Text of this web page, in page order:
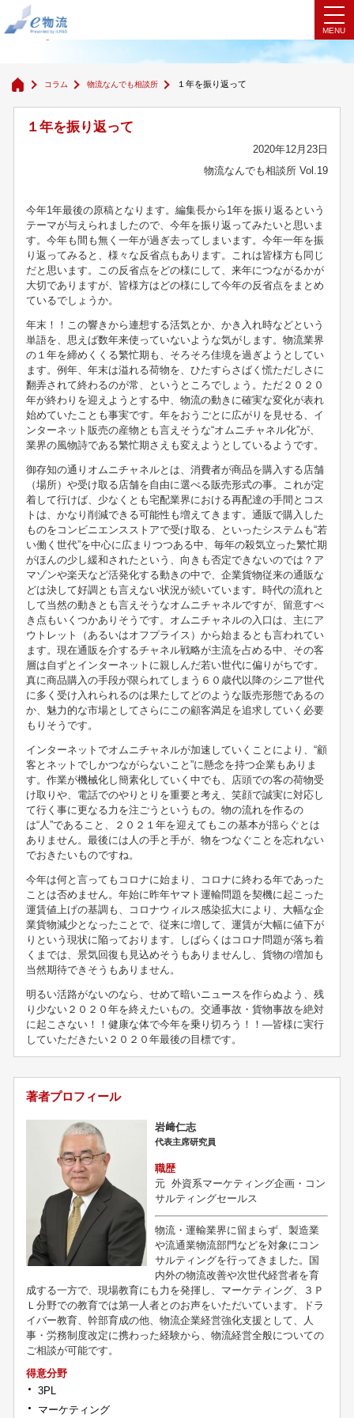
物流なんでも相談所
コラム 物流なんでも相談所 １年を振り返って
１年を振り返って
2020年12月23日
物流なんでも相談所 Vol.19
今年1年最後の原稿となります。編集長から1年を振り返るという
テーマが与えられましたので、今年を振り返ってみたいと思いま
す。今年も間も無く一年が過ぎ去ってしまいます。今年一年を振
り返ってみると、様々な反省点もあります。これは皆様方も同じ
だと思います。この反省点をどの様にして、来年につながるかが
大切でありますが、皆様方はどの様にして今年の反省点をまとめ
ているでしょうか。
年末！！この響きから連想する活気とか、かき入れ時などという
単語を、思えば数年来使っていないような気がします。物流業界
の１年を締めくくる繁忙期も、そろそろ佳境を過ぎようとしてい
ます。例年、年末は溢れる荷物を、ひたすらさばく慌ただしさに
翻弄されて終わるのが常、というところでしょう。ただ２０２０
年が終わりを迎えようとする中、物流の動きに確実な変化が表れ
始めていたことも事実です。年をおうごとに広がりを見せる、イ
ンターネット販売の産物とも言えそうな“オムニチャネル化”が、
業界の風物詩である繁忙期さえも変えようとしているようです。
御存知の通りオムニチャネルとは、消費者が商品を購入する店舗
（場所）や受け取る店舗を自由に選べる販売形式の事。これが定
着して行けば、少なくとも宅配業界における再配達の手間とコス
トは、かなり削減できる可能性も増えてきます。通販で購入した
ものをコンビニエンスストアで受け取る、といったシステムも“若
い働く世代”を中心に広まりつつある中、毎年の殺気立った繁忙期
がほんの少し緩和されたという、向きも否定できないのでは？ア
マゾンや楽天など活発化する動きの中で、企業貨物従来の通販な
どは決して好調とも言えない状況が続いています。時代の流れと
して当然の動きとも言えそうなオムニチャネルですが、留意すべ
き点もいくつかありそうです。オムニチャネルの入口は、主にア
ウトレット（あるいはオフプライス）から始まるとも言われてい
ます。現在通販を介するチャネル戦略が主流を占める中、その客
層は自ずとインターネットに親しんだ若い世代に偏りがちです。
真に商品購入の手段が限られてしまう６０歳代以降のシニア世代
に多く受け入れられるのは果たしてどのような販売形態であるの
か、魅力的な市場としてさらにこの顧客満足を追求していく必要
もりそうです。
インターネットでオムニチャネルが加速していくことにより、“顧
客とネットでしかつながらないこと”に懸念を持つ企業もありま
す。作業が機械化し簡素化していく中でも、店頭での客の荷物受
け取りや、電話でのやりとりを重要と考え、笑顔で誠実に対応し
て行く事に更なる力を注ごうというもの。物の流れを作るの
は“人”であること、２０２１年を迎えてもこの基本が揺らぐとは
ありません。最後には人の手と手が、物をつなぐことを忘れない
でおきたいものですね。
今年は何と言ってもコロナに始まり、コロナに終わる年であった
ことは否めません。年始に昨年ヤマト運輸問題を契機に起こった
運賃値上げの基調も、コロナウィルス感染拡大により、大幅な企
業貨物減少となったことで、従来に増して、運賃が大幅に値下が
りという現状に陥っております。しばらくはコロナ問題が落ち着
くまでは、景気回復も見込めそうもありませんし、貨物の増加も
当然期待できそうもありません。
明るい活路がないのなら、せめて暗いニュースを作らぬよう、残
り少ない２０２０年を終えたいもの。交通事故・貨物事故を絶対
に起こさない！！健康な体で今年を乗り切ろう！！―皆様に実行
していただきたい２０２０年最後の目標です。
著者プロフィール
岩﨑仁志
代表主席研究員
職歴
元外資系マーケティング企画・コン
サルティングセールス
物流・運輸業界に留まらず、製造業
や流通業物流部門などを対象にコン
サルティングを行ってきました。国
内外の物流改善や次世代経営者を育
成する一方で、現場教育にも力を発揮し、マーケティング、３Ｐ
Ｌ分野での教育では第一人者とのお声をいただいています。ドラ
イバー教育、幹部育成の他、物流企業経営強化支援として、人
事・労務制度改定に携わった経験から、物流経営全般についての
ご相談が可能です。
得意分野
3PL
マーケティング